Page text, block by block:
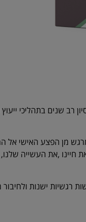
רב שנים בתהליכי
מן הפצע האישי אל
,את העשייה
רגשיות ישנות